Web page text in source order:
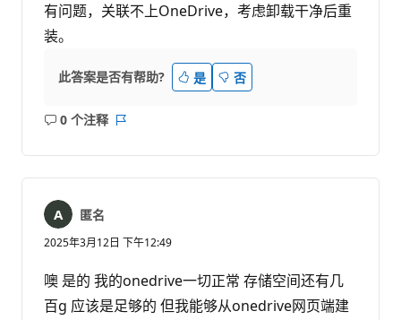
有问题，关联不上OneDrive，考虑卸载干净后重
装。
此答案是否有帮助? 是 否
0 个注释
无
报
匿名
2025年3月12日 下午12:49
噢 是的 我的onedrive一切正常 存储空间还有几
百g 应该是足够的 但我能够从onedrive网页端建